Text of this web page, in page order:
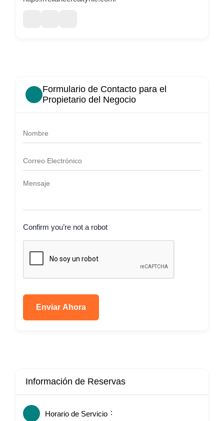
Formulario de Contacto para el
Propietario del Negocio
Confirm you’re not a robot
Enviar Ahora
Información de Reservas
Horario de Servicio